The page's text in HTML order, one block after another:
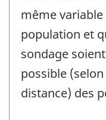
même
population et
sondage
possible
distance) des